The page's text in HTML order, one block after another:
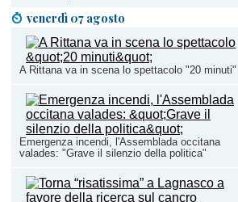
venerdì 07 agosto
A Rittana va in scena lo spettacolo "20 minuti"
Emergenza incendi, l'Assemblada occitana
valades: "Grave il silenzio della politica"